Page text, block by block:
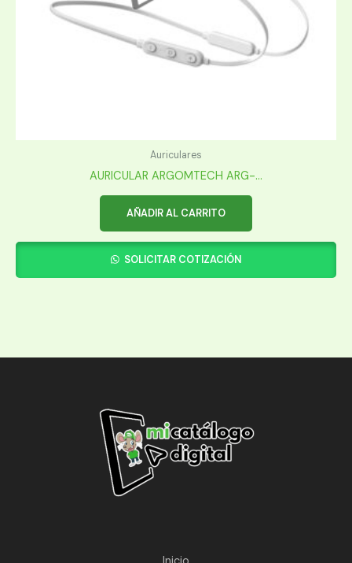
Auriculares
AURICULAR ARGOMTECH ARG-...
AÑADIR AL CARRITO
SOLICITAR COTIZACIÓN